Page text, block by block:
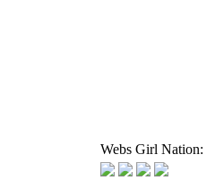
Webs Girl Nation: